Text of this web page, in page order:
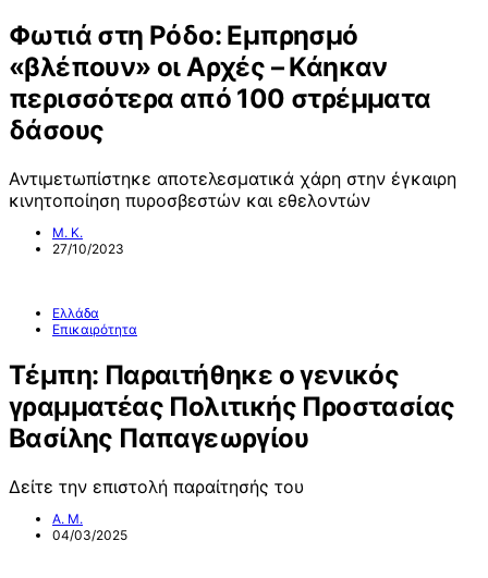
Φωτιά στη Ρόδο: Εμπρησμό
«βλέπουν» οι Αρχές – Κάηκαν
περισσότερα από 100 στρέμματα
δάσους
Αντιμετωπίστηκε αποτελεσματικά χάρη στην έγκαιρη
κινητοποίηση πυροσβεστών και εθελοντών
Μ. Κ.
27/10/2023
Ελλάδα
Επικαιρότητα
Τέμπη: Παραιτήθηκε ο γενικός
γραμματέας Πολιτικής Προστασίας
Βασίλης Παπαγεωργίου
Δείτε την επιστολή παραίτησής του
Α. Μ.
04/03/2025